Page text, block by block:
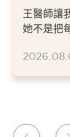
不愛笑，
原本的
王醫師讓
她不是把
更適合自